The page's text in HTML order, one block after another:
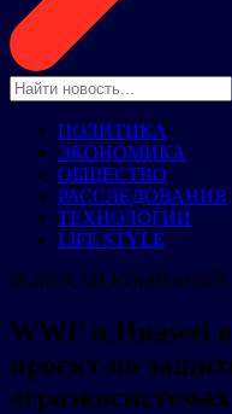
ПОЛИТИКА
ЭКОНОМИКА
ОБЩЕСТВО
РАССЛЕДОВАНИЯ
ТЕХНОЛОГИИ
LIFE STYLE
НОВОСТИ КОМПАНИЙ
WWF и Huawei
проект по
агроэкосистемах